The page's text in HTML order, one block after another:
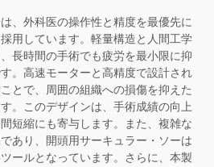
、外科医の操作性と精度を最優先に
用しています。軽量構造と人間工学
長時間の手術でも疲労を最小限に抑
。高速モーターと高精度で設計され
とで、周囲の組織への損傷を抑えた
。このデザインは、手術成績の向上
短縮にも寄与します。また、複雑な
あり、開頭用サーキュラー・ソーは
ールとなっています。さらに、本製